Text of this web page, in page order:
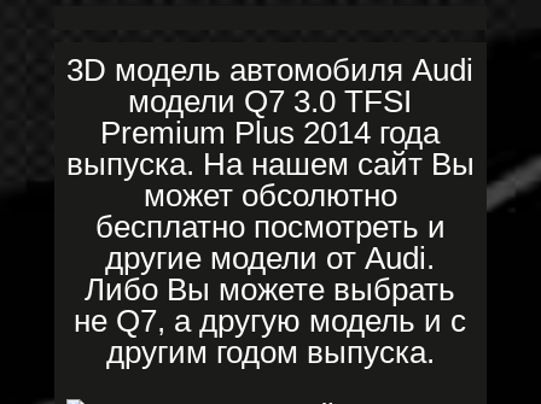
3D модель автомобиля Audi
модели Q7 3.0 TFSI
Premium Plus 2014 года
выпуска. На нашем сайт Вы
может обсолютно
бесплатно посмотреть и
другие модели от Audi.
Либо Вы можете выбрать
не Q7, а другую модель и с
другим годом выпуска.